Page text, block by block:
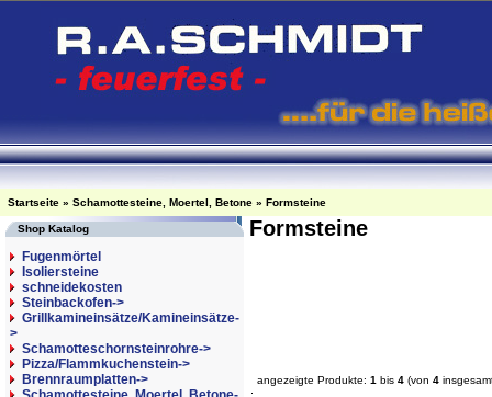
Startseite » Schamottesteine, Moertel, Betone » Formsteine
Shop Katalog
Fugenmörtel
Isoliersteine
schneidekosten
Steinbackofen->
Grillkamineinsätze/Kamineinsätze-
>
Schamotteschornsteinrohre->
Pizza/Flammkuchenstein->
Brennraumplatten->
Formsteine
angezeigte Produkte: 1 bis 4 (von 4